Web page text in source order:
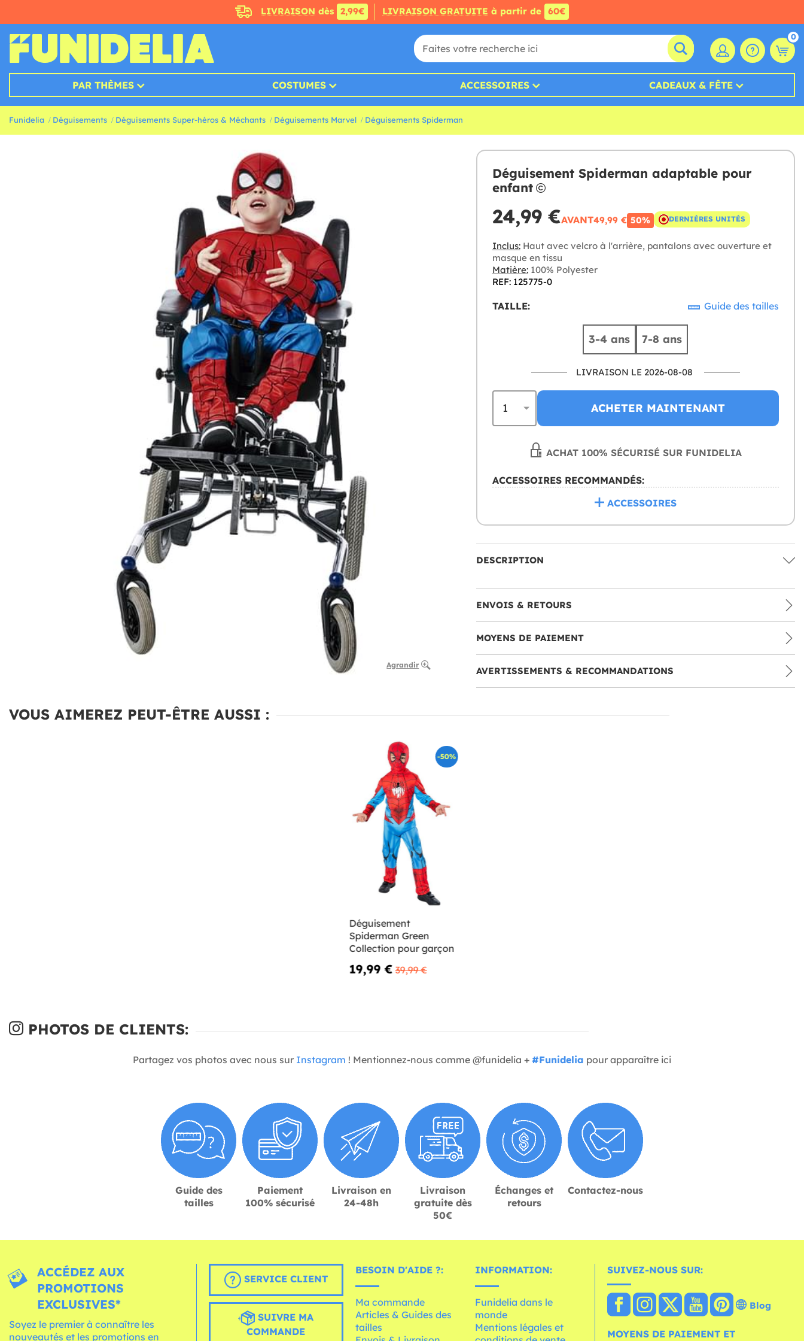
LIVRAISON dès 2,99€ LIVRAISON GRATUITE à partir de 60€
0
PAR THÈMES COSTUMES ACCESSOIRES CADEAUX & FÊTE
Funidelia Déguisements Déguisements Super-héros & Méchants Déguisements Marvel Déguisements Spiderman
Agrandir
Déguisement Spiderman adaptable pour
enfant
24,99 €AVANT49,99 € 50% DERNIÈRES UNITÉS
Inclus:Haut avec velcro à l'arrière, pantalons avec ouverture et
masque en tissu
Matière:100% Polyester
REF: 125775-0
TAILLE: Guide des tailles
3-4 ans 7-8 ans
LIVRAISON LE 2026-08-08
ACHETER MAINTENANT
ACHAT 100% SÉCURISÉ SUR FUNIDELIA
ACCESSOIRES RECOMMANDÉS:
ACCESSOIRES
DESCRIPTION
ENVOIS & RETOURS
MOYENS DE PAIEMENT
AVERTISSEMENTS & RECOMMANDATIONS
VOUS AIMEREZ PEUT-ÊTRE AUSSI :
-50%
Déguisement
Spiderman Green
Collection pour garçon
19,99 € 39,99 €
PHOTOS DE CLIENTS:
Partagez vos photos avec nous sur Instagram ! Mentionnez-nous comme @funidelia + #Funidelia pour apparaître ici
Guide des
tailles
Paiement
100% sécurisé
Livraison en
24-48h
Livraison
gratuite dès
50€
Échanges et
retours
Contactez-nous
ACCÉDEZ AUX
PROMOTIONS
EXCLUSIVES*
Soyez le premier à connaître les
nouveautés et les promotions en
SERVICE CLIENT
SUIVRE MA
COMMANDE
BESOIN D'AIDE ?:
Ma commande
Articles & Guides des
tailles
INFORMATION:
Funidelia dans le
monde
Mentions légales et
SUIVEZ-NOUS SUR:
Blog
MOYENS DE PAIEMENT ET